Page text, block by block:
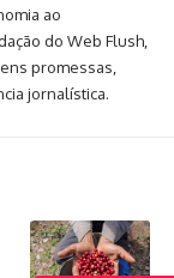
ao
do Web Flush,
promessas,
jornalística.